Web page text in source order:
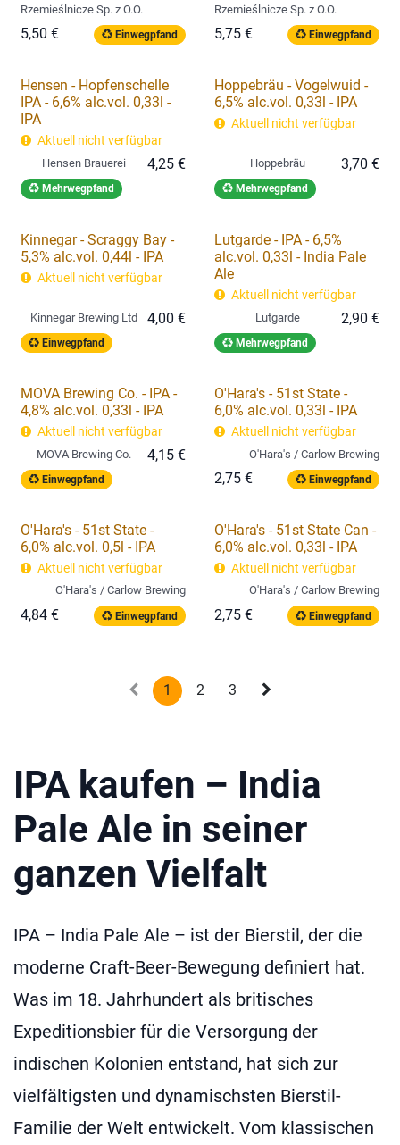
Rzemieślnicze Sp. z O.O.
5,50 € Einwegpfand
Rzemieślnicze Sp. z O.O.
5,75€ Einwegpfand
Hensen - Hopfenschelle
IPA - 6,6% alc.vol. 0,33l -
IPA
Aktuell nicht verfügbar
Hensen Brauerei 4,25€
Mehrwegpfand
Hoppebräu - Vogelwuid -
6,5% alc.vol. 0,33l - IPA
Aktuell nicht verfügbar
Hoppebräu 3,70 €
Mehrwegpfand
Kinnegar - Scraggy Bay -
5,3% alc.vol. 0,44l - IPA
Aktuell nicht verfügbar
Kinnegar Brewing Ltd 4,00 €
Einwegpfand
Lutgarde - IPA - 6,5%
alc.vol. 0,33l - India Pale
Ale
Aktuell nicht verfügbar
Lutgarde 2,90 €
Mehrwegpfand
MOVA Brewing Co. - IPA -
4,8% alc.vol. 0,33l - IPA
Aktuell nicht verfügbar
MOVA Brewing Co. 4,15€
Einwegpfand
O'Hara's - 51st State -
6,0% alc.vol. 0,33l - IPA
Aktuell nicht verfügbar
O'Hara's / Carlow Brewing
2,75€ Einwegpfand
O'Hara's - 51st State -
6,0% alc.vol. 0,5l - IPA
Aktuell nicht verfügbar
O'Hara's / Carlow Brewing
4,84 € Einwegpfand
O'Hara's - 51st State Can -
6,0% alc.vol. 0,33l - IPA
Aktuell nicht verfügbar
O'Hara's / Carlow Brewing
2,75€ Einwegpfand
1 2 3
IPA kaufen – India
Pale Ale in seiner
ganzen Vielfalt
IPA – India Pale Ale – ist der Bierstil, der die
moderne Craft-Beer-Bewegung definiert hat.
Was im 18. Jahrhundert als britisches
Expeditionsbier für die Versorgung der
indischen Kolonien entstand, hat sich zur
vielfältigsten und dynamischsten Bierstil-
Familie der Welt entwickelt. Vom klassischen